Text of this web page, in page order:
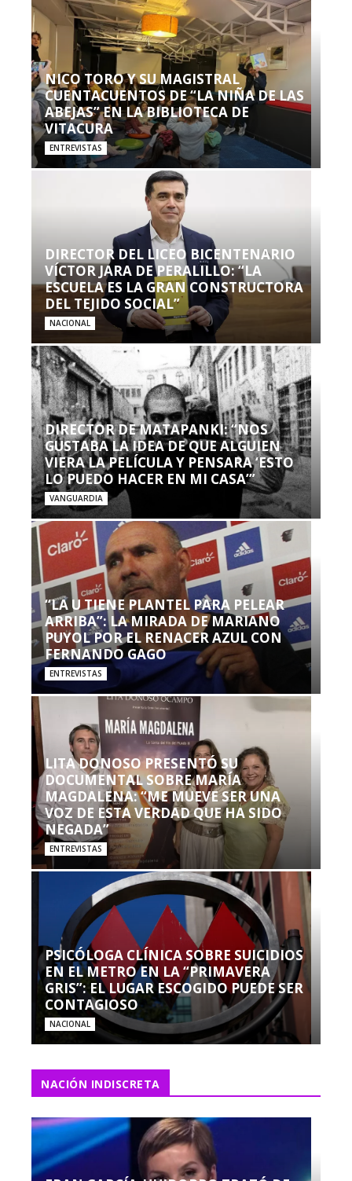
NICO TORO Y SU MAGISTRAL
CUENTACUENTOS DE “LA NIÑA DE LAS
ABEJAS” EN LA BIBLIOTECA DE
VITACURA
ENTREVISTAS
DIRECTOR DEL LICEO BICENTENARIO
VÍCTOR JARA DE PERALILLO: “LA
ESCUELA ES LA GRAN CONSTRUCTORA
DEL TEJIDO SOCIAL”
NACIONAL
DIRECTOR DE MATAPANKI: “NOS
GUSTABA LA IDEA DE QUE ALGUIEN
VIERA LA PELÍCULA Y PENSARA ‘ESTO
LO PUEDO HACER EN MI CASA’”
VANGUARDIA
“LA U TIENE PLANTEL PARA PELEAR
ARRIBA”: LA MIRADA DE MARIANO
PUYOL POR EL RENACER AZUL CON
FERNANDO GAGO
ENTREVISTAS
LITA DONOSO PRESENTÓ SU
DOCUMENTAL SOBRE MARÍA
MAGDALENA: “ME MUEVE SER UNA
VOZ DE ESTA VERDAD QUE HA SIDO
NEGADA”
ENTREVISTAS
PSICÓLOGA CLÍNICA SOBRE SUICIDIOS
EN EL METRO EN LA “PRIMAVERA
GRIS”: EL LUGAR ESCOGIDO PUEDE SER
CONTAGIOSO
NACIONAL
NACIÓN INDISCRETA